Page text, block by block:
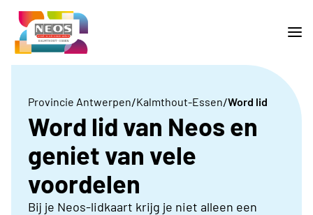
Provincie Antwerpen/Kalmthout-Essen/Word lid
Word lid van Neos en
geniet van vele
voordelen
Bij je Neos-lidkaart krijg je niet alleen een